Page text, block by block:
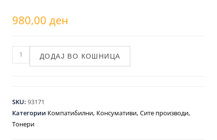
980,00 ден
ДОДАЈ ВО КОШНИЦА
SKU: 93171
Категории Компатибилни, Консумативи, Сите производи,
Тонери